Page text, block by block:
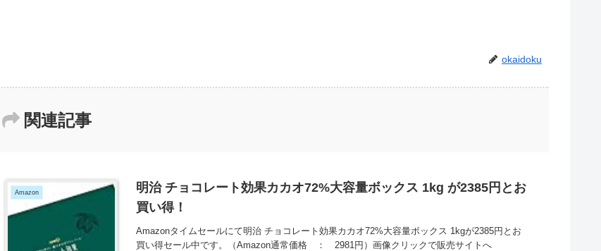
okaidoku
関連記事
Amazon
明治 チョコレート効果カカオ72%大容量ボックス 1kg が2385円とお
買い得！
Amazonタイムセールにて明治 チョコレート効果カカオ72%大容量ボックス 1kgが2385円とお
買い得セール中です。（Amazon通常価格 ： 2981円）画像クリックで販売サイトへ